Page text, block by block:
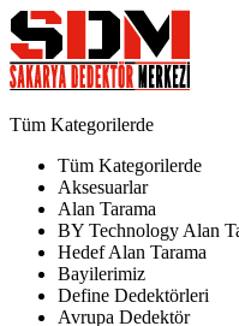
Tüm Kategorilerde
Tüm Kategorilerde
Aksesuarlar
Alan Tarama
BY Technology Alan
Hedef Alan Tarama
Bayilerimiz
Define Dedektörleri
Avrupa Dedektör